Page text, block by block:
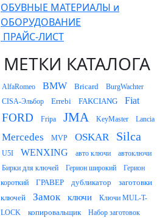
ОБУВНЫЕ МАТЕРИАЛЫ и
ОБОРУДОВАНИЕ
ПРАЙС-ЛИСТ
МЕТКИ КАТАЛОГА
AlfaRomeo BMW Bricard
BurgWachter
CISA-Эльбор
Errebi FAKCIANG Fiat
FORD Fripa JMA KeyMaster Lancia
Mercedes MVP OSKAR Silca
U5I WENXING авто ключи
автоключи
Бирки для ключей
Герион широкий
Герион
короткий
ГРАВЕР дубликатор
заготовки
ключей
Замок ключи
Ключи MUL-T-
LOCK
копировальщик Набор заготовок